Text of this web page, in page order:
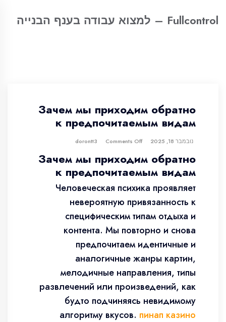
Fullcontrol – למצוא עבודה בענף הבנייה
Зачем мы приходим обратно
к предпочитаемым видам
נובמבר 18, 2025 dorontt3
Comments Off
Зачем мы приходим обратно
к предпочитаемым видам
Человеческая психика проявляет
невероятную привязанность к
специфическим типам отдыха и
контента. Мы повторно и снова
предпочитаем идентичные и
аналогичные жанры картин,
мелодичные направления, типы
развлечений или произведений, как
будто подчиняясь невидимому
алгоритму вкусов. пинап казино